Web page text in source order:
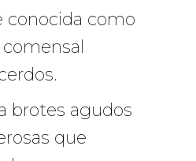
conocida como
brotes agudos
que